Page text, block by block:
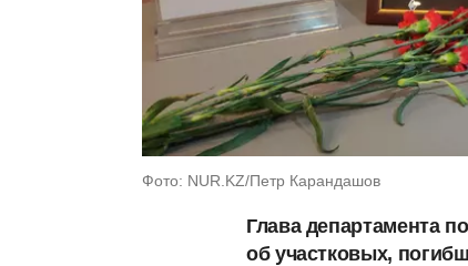
Фото: NUR.KZ/Петр Карандашов
Глава департамента
об участковых,